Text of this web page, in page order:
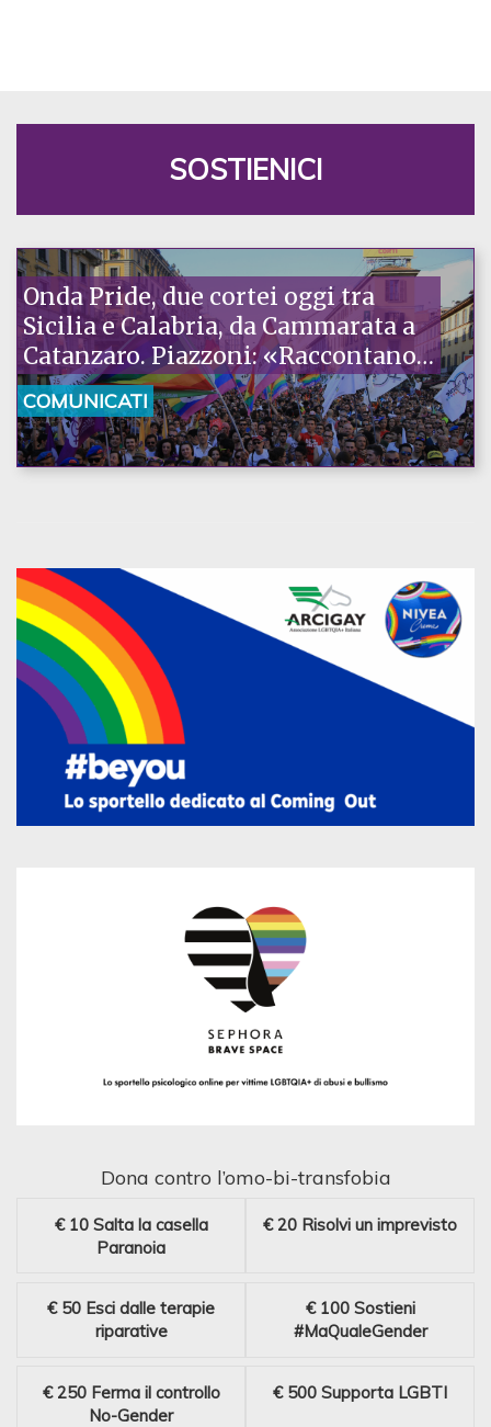
SOSTIENICI
Onda Pride, due cortei oggi tra
Sicilia e Calabria, da Cammarata a
Catanzaro. Piazzoni: «Raccontano
la nostra ostinazione»
COMUNICATI
Dona contro l’omo-bi-transfobia
€ 10 Salta la casella
Paranoia
€ 20 Risolvi un imprevisto
€ 50 Esci dalle terapie
riparative
€ 100 Sostieni
#MaQualeGender
€ 250 Ferma il controllo
No-Gender
€ 500 Supporta LGBTI